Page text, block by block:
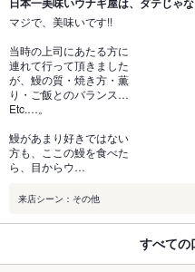
マジで、美味いです!!
当時の上司にあたる方に
連れて行って頂きました
が、鰻の質・焼き方・薫
り・ご飯とのバランス…
Etc.…。
鰻があまり好きではない
方も、ここの鰻を食べた
ら、目からウ…
来店シーン：その他
すべての